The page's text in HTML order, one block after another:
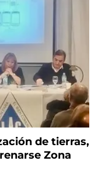
de tierras,
Zona